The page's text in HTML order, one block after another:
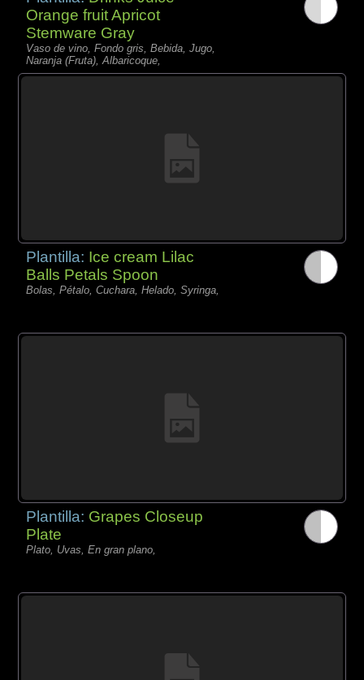
Orange fruit Apricot
Stemware Gray
Vaso de vino, Fondo gris, Bebida, Jugo,
Naranja (Fruta), Albaricoque,
Plantilla: Ice cream Lilac
Balls Petals Spoon
Bolas, Pétalo, Cuchara, Helado, Syringa,
Plantilla: Grapes Closeup
Plate
Plato, Uvas, En gran plano,